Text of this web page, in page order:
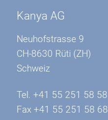
Kanya AG
Neuhofstrasse 9
CH-8630 Rüti (ZH)
Schweiz
Tel. +41 55 251 58 58
Fax +41 55 251 58 68